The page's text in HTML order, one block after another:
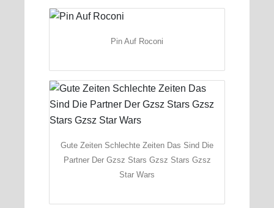
Pin Auf Roconi
Gute Zeiten Schlechte Zeiten Das Sind Die
Partner Der Gzsz Stars Gzsz Stars Gzsz
Star Wars